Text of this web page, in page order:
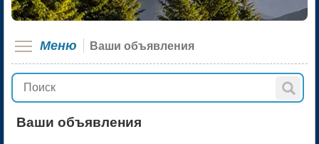
Меню Ваши объявления
Ваши объявления